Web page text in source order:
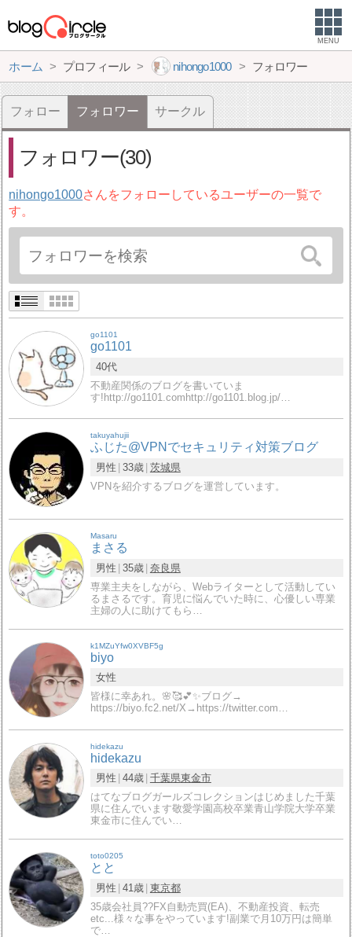
MENU
ホーム プロフィール nihongo1000 フォロワー
フォロー フォロワー サークル
フォロワー(30)
nihongo1000さんをフォローしているユーザーの一覧で
す。
go1101
go1101
40代
不動産関係のブログを書いていま
す!http://go1101.comhttp://go1101.blog.jp/…
takuyahujii
ふじた@VPNでセキュリティ対策ブログ
男性 33歳 茨城県
VPNを紹介するブログを運営しています。
Masaru
まさる
男性 35歳 奈良県
専業主夫をしながら、Webライターとして活動してい
るまさるです。育児に悩んでいた時に、心優しい専業
主婦の人に助けてもら…
k1MZuYfw0XVBF5g
biyo
女性
皆様に幸あれ。🌸🥰💕✨ブログ→
https://biyo.fc2.net/X→https://twitter.com…
hidekazu
hidekazu
男性 44歳 千葉県東金市
はてなブログガールズコレクションはじめました千葉
県に住んでいます敬愛学園高校卒業青山学院大学卒業
東金市に住んでい…
toto0205
とと
男性 41歳 東京都
35歳会社員?‍?FX自動売買(EA)、不動産投資、転売
etc...様々な事をやっています!副業で月10万円は簡単
で…